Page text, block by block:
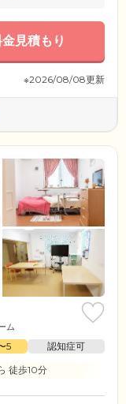
見積もり
※2026/08/08更新
ム
5
認知症可
徒歩10分